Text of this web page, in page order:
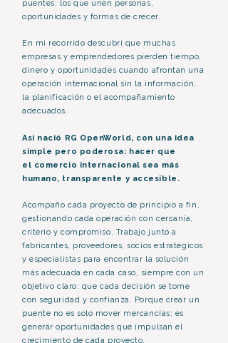
puentes: los que unen personas,
oportunidades y formas de crecer.
En mi recorrido descubrí que muchas
empresas y emprendedores pierden tiempo,
dinero y oportunidades cuando afrontan una
operación internacional sin la información,
la planificación o el acompañamiento
adecuados.
Así nació RG OpenWorld, con una idea
simple pero poderosa: hacer que
el comercio internacional sea más
humano, transparente y accesible.
Acompaño cada proyecto de principio a fin,
gestionando cada operación con cercanía,
criterio y compromiso. Trabajo junto a
fabricantes, proveedores, socios estratégicos
y especialistas para encontrar la solución
más adecuada en cada caso, siempre con un
objetivo claro: que cada decisión se tome
con seguridad y confianza. Porque crear un
puente no es solo mover mercancías; es
generar oportunidades que impulsan el
crecimiento de cada proyecto.